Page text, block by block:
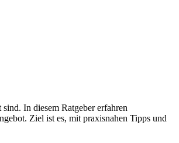
In diesem Ratgeber erfahren
Ziel ist es, mit praxisnahen Tipps und